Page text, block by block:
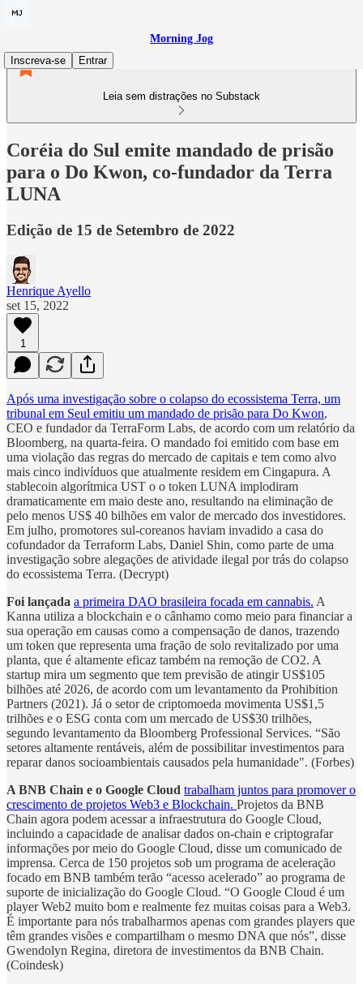
Morning Jog
Inscreva-se
Entrar
Leia sem distrações no Substack
Coréia do Sul emite mandado de prisão
para o Do Kwon, co-fundador da Terra
LUNA
Edição de 15 de Setembro de 2022
Henrique Ayello
set 15, 2022
1
Após uma investigação sobre o colapso do ecossistema Terra, um
tribunal em Seul emitiu um mandado de prisão para Do Kwon,
CEO e fundador da TerraForm Labs, de acordo com um relatório da
Bloomberg, na quarta-feira. O mandado foi emitido com base em
uma violação das regras do mercado de capitais e tem como alvo
mais cinco indivíduos que atualmente residem em Cingapura. A
stablecoin algorítmica UST o o token LUNA implodiram
dramaticamente em maio deste ano, resultando na eliminação de
pelo menos US$ 40 bilhões em valor de mercado dos investidores.
Em julho, promotores sul-coreanos haviam invadido a casa do
cofundador da Terraform Labs, Daniel Shin, como parte de uma
investigação sobre alegações de atividade ilegal por trás do colapso
do ecossistema Terra. (Decrypt)
Foi lançada a primeira DAO brasileira focada em cannabis. A
Kanna utiliza a blockchain e o cânhamo como meio para financiar a
sua operação em causas como a compensação de danos, trazendo
um token que representa uma fração de solo revitalizado por uma
planta, que é altamente eficaz também na remoção de CO2. A
startup mira um segmento que tem previsão de atingir US$105
bilhões até 2026, de acordo com um levantamento da Prohibition
Partners (2021). Já o setor de criptomoeda movimenta US$1,5
trilhões e o ESG conta com um mercado de US$30 trilhões,
segundo levantamento da Bloomberg Professional Services. “São
setores altamente rentáveis, além de possibilitar investimentos para
reparar danos socioambientais causados pela humanidade". (Forbes)
A BNB Chain e o Google Cloud trabalham juntos para promover o
crescimento de projetos Web3 e Blockchain. Projetos da BNB
Chain agora podem acessar a infraestrutura do Google Cloud,
incluindo a capacidade de analisar dados on-chain e criptografar
informações por meio do Google Cloud, disse um comunicado de
imprensa. Cerca de 150 projetos sob um programa de aceleração
focado em BNB também terão “acesso acelerado” ao programa de
suporte de inicialização do Google Cloud. “O Google Cloud é um
player Web2 muito bom e realmente fez muitas coisas para a Web3.
É importante para nós trabalharmos apenas com grandes players que
têm grandes visões e compartilham o mesmo DNA que nós”, disse
Gwendolyn Regina, diretora de investimentos da BNB Chain.
(Coindesk)